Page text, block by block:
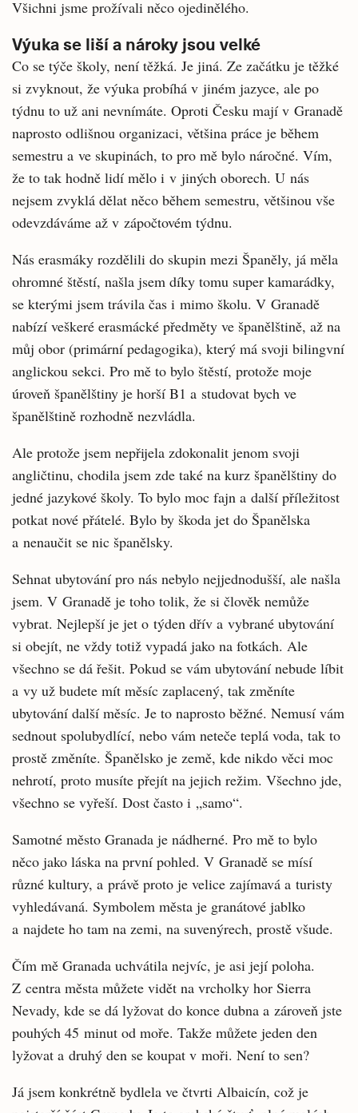
Všichni jsme prožívali něco ojedinělého.
Výuka se liší a nároky jsou velké
Co se týče školy, není těžká. Je jiná. Ze začátku je těžké
si zvyknout, že výuka probíhá v jiném jazyce, ale po
týdnu to už ani nevnímáte. Oproti Česku mají v Granadě
naprosto odlišnou organizaci, většina práce je během
semestru a ve skupinách, to pro mě bylo náročné. Vím,
že to tak hodně lidí mělo i v jiných oborech. U nás
nejsem zvyklá dělat něco během semestru, většinou vše
odevzdáváme až v zápočtovém týdnu.
Nás erasmáky rozdělili do skupin mezi Španěly, já měla
ohromné štěstí, našla jsem díky tomu super kamarádky,
se kterými jsem trávila čas i mimo školu. V Granadě
nabízí veškeré erasmácké předměty ve španělštině, až na
můj obor (primární pedagogika), který má svoji bilingvní
anglickou sekci. Pro mě to bylo štěstí, protože moje
úroveň španělštiny je horší B1 a studovat bych ve
španělštině rozhodně nezvládla.
Ale protože jsem nepřijela zdokonalit jenom svoji
angličtinu, chodila jsem zde také na kurz španělštiny do
jedné jazykové školy. To bylo moc fajn a další příležitost
potkat nové přátelé. Bylo by škoda jet do Španělska
a nenaučit se nic španělsky.
Sehnat ubytování pro nás nebylo nejjednodušší, ale našla
jsem. V Granadě je toho tolik, že si člověk nemůže
vybrat. Nejlepší je jet o týden dřív a vybrané ubytování
si obejít, ne vždy totiž vypadá jako na fotkách. Ale
všechno se dá řešit. Pokud se vám ubytování nebude líbit
a vy už budete mít měsíc zaplacený, tak změníte
ubytování další měsíc. Je to naprosto běžné. Nemusí vám
sednout spolubydlící, nebo vám neteče teplá voda, tak to
prostě změníte. Španělsko je země, kde nikdo věci moc
nehrotí, proto musíte přejít na jejich režim. Všechno jde,
všechno se vyřeší. Dost často i „samo“.
Samotné město Granada je nádherné. Pro mě to bylo
něco jako láska na první pohled. V Granadě se mísí
různé kultury, a právě proto je velice zajímavá a turisty
vyhledávaná. Symbolem města je granátové jablko
a najdete ho tam na zemi, na suvenýrech, prostě všude.
Čím mě Granada uchvátila nejvíc, je asi její poloha.
Z centra města můžete vidět na vrcholky hor Sierra
Nevady, kde se dá lyžovat do konce dubna a zároveň jste
pouhých 45 minut od moře. Takže můžete jeden den
lyžovat a druhý den se koupat v moři. Není to sen?
Já jsem konkrétně bydlela ve čtvrti Albaicín, což je